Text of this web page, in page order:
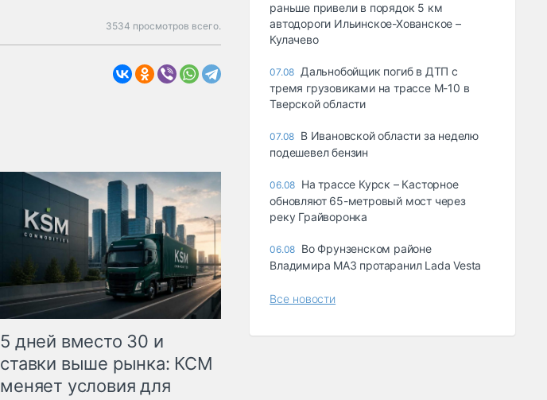
3534 просмотров всего.
5 дней вместо 30 и
ставки выше рынка: КСМ
меняет условия для
раньше привели в порядок 5 км
автодороги Ильинское-Хованское –
Кулачево
07.08 Дальнобойщик погиб в ДТП с
тремя грузовиками на трассе М-10 в
Тверской области
07.08 В Ивановской области за неделю
подешевел бензин
06.08 На трассе Курск – Касторное
обновляют 65-метровый мост через
реку Грайворонка
06.08 Во Фрунзенском районе
Владимира МАЗ протаранил Lada Vesta
Все новости